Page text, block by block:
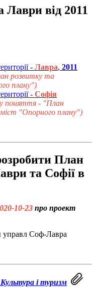
Лаври від 2011
- Лавра, 2011
розвитку та
плану")
- Софія
поняття - "План
"Опорного плану")
План
та Софії в
10-23 про проект
Культура і туризм